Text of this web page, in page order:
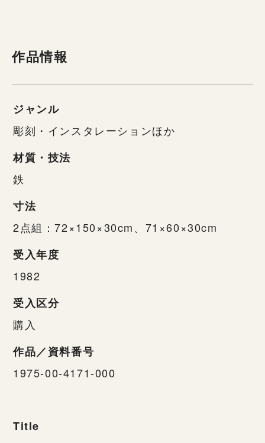
作品情報
ジャンル
彫刻・インスタレーションほか
材質・技法
鉄
寸法
2点組：72×150×30cm、71×60×30cm
受入年度
1982
受入区分
購入
作品／資料番号
1975-00-4171-000
Title